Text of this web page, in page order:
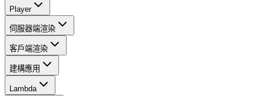
Player
伺服器端渲染
客戶端渲染
建構應用
Lambda